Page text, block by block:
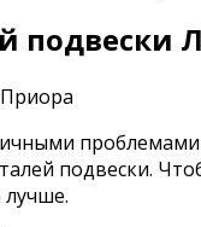
подвески
подвески.